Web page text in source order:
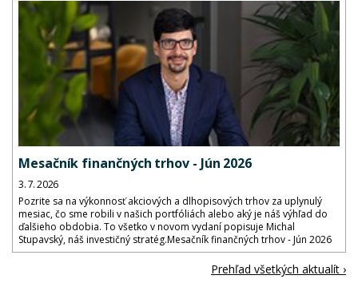
Mesačník finančných trhov - Jún 2026
3. 7. 2026
Pozrite sa na výkonnosť akciových a dlhopisových trhov za uplynulý
mesiac, čo sme robili v našich portfóliách alebo aký je náš výhľad do
ďalšieho obdobia. To všetko v novom vydaní popisuje Michal
Stupavský, náš investičný stratég.Mesačník finančných trhov - Jún 2026
Prehľad všetkých aktualít ›